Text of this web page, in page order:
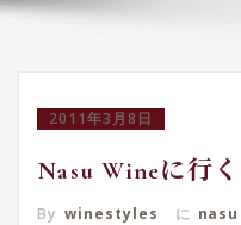
2011年3月8日
Nasu Wineに行
By winestyles に